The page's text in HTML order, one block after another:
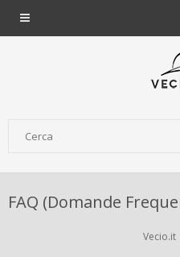
FAQ (Domande
Vecio.it